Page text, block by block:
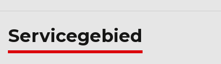
Servicegebied